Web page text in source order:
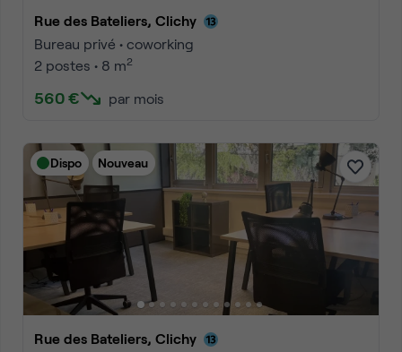
Rue des Bateliers, Clichy
Bureau privé • coworking
2 postes • 8 m2
560 € par mois
Dispo Nouveau
Rue des Bateliers, Clichy